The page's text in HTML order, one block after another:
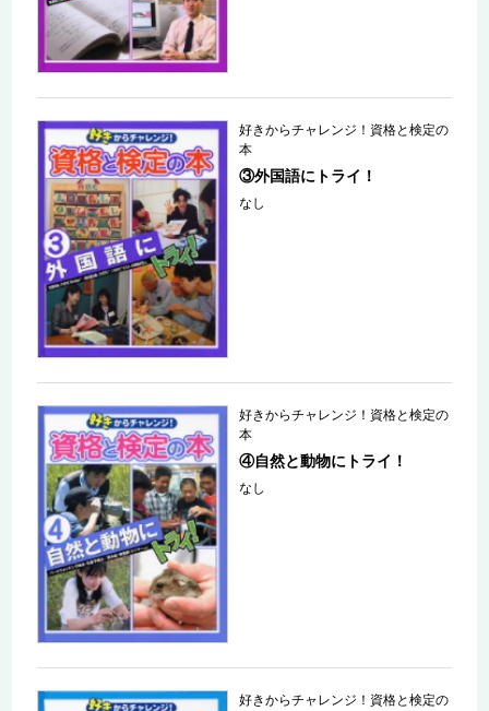
好きからチャレンジ！資格と検定の
本
③外国語にトライ！
なし
好きからチャレンジ！資格と検定の
本
④自然と動物にトライ！
なし
好きからチャレンジ！資格と検定の